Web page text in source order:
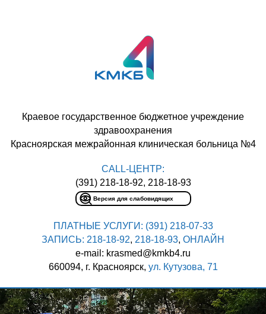
CALL-ЦЕНТР:
(391) 218-18-92, 218-18-93
Версия для слабовидящих
Краевое государственное бюджетное учреждение
здравоохранения
Красноярская межрайонная клиническая больница №4
ПЛАТНЫЕ УСЛУГИ: (391) 218-07-33
ЗАПИСЬ: 218-18-92, 218-18-93, ОНЛАЙН
e-mail: krasmed@kmkb4.ru
660094, г. Красноярск, ул. Кутузова, 71